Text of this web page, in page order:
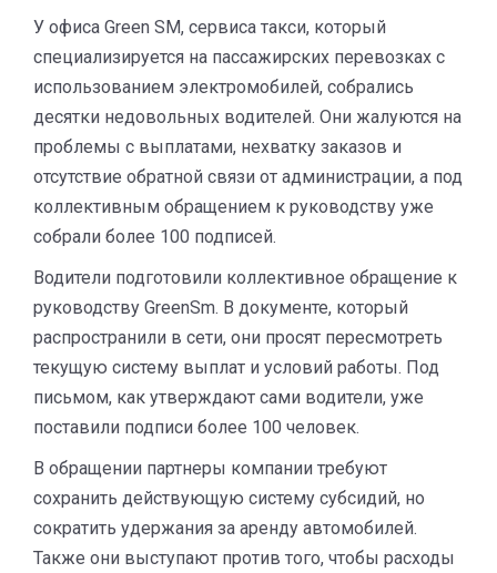
У офиса Green SM, сервиса такси, который
специализируется на пассажирских перевозках с
использованием электромобилей, собрались
десятки недовольных водителей. Они жалуются на
проблемы с выплатами, нехватку заказов и
отсутствие обратной связи от администрации, а под
коллективным обращением к руководству уже
собрали более 100 подписей.
Водители подготовили коллективное обращение к
руководству GreenSm. В документе, который
распространили в сети, они просят пересмотреть
текущую систему выплат и условий работы. Под
письмом, как утверждают сами водители, уже
поставили подписи более 100 человек.
В обращении партнеры компании требуют
сохранить действующую систему субсидий, но
сократить удержания за аренду автомобилей.
Также они выступают против того, чтобы расходы